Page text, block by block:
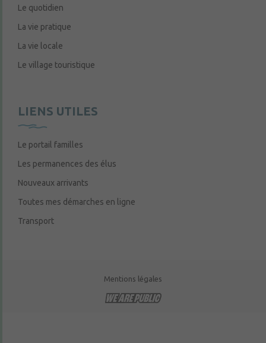
Le quotidien
La vie pratique
La vie locale
Le village touristique
LIENS UTILES
Le portail familles
Les permanences des élus
Nouveaux arrivants
Toutes mes démarches en ligne
Transport
Mentions légales